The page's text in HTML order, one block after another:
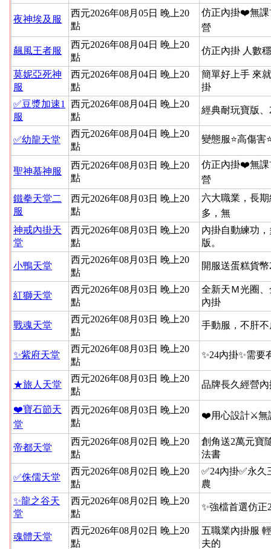
夜神埃及服
西元2026年08月05日 晚上20
點
仿正內掛❤️無
營
飆風王者服
西元2026年08月04日 晚上20
點
仿正內掛 人數
莫妮亞死神
服
西元2026年08月04日 晚上20
點
簡單好上手 來
掛
✅豆漿加速1
服
西元2026年08月04日 晚上20
點
經典耐玩寶版
✅幼龍天堂
西元2026年08月04日 晚上20
點
變態服⭐高傷害
聖神慕神服
西元2026年08月03日 晚上20
點
仿正內掛❤️無
營
鐵拳天堂二
服
西元2026年08月03日 晚上20
點
六大職業，長
多，無
神戒內掛天
堂
西元2026年08月03日 晚上20
點
內掛自動練功
版。
小鴨天堂
西元2026年08月03日 晚上20
點
開服送蛋糕貨
紅獅天堂
西元2026年08月03日 晚上20
點
全新天Ｍ光圈
內掛
戰魂天堂
西元2026年08月03日 晚上20
點
手動服，不肝
✨紫府天堂
西元2026年08月03日 晚上20
點
✨24內掛✨需要
★旅人天堂
西元2026年08月03日 晚上20
點
品牌長久經營
❤️寶石節天
堂
西元2026年08月03日 晚上20
點
❤️用心設計⚔無
帝都天堂
西元2026年08月02日 晚上20
點
創角送2萬元寶
法書
✅侏儒天堂
西元2026年08月02日 晚上20
點
✅24內掛✅永久
農
✨龍之谷天
堂
西元2026年08月02日 晚上20
點
✨強檔首選仿正
魂體天堂
西元2026年08月02日 晚上20
點
五職業內掛服
夫的